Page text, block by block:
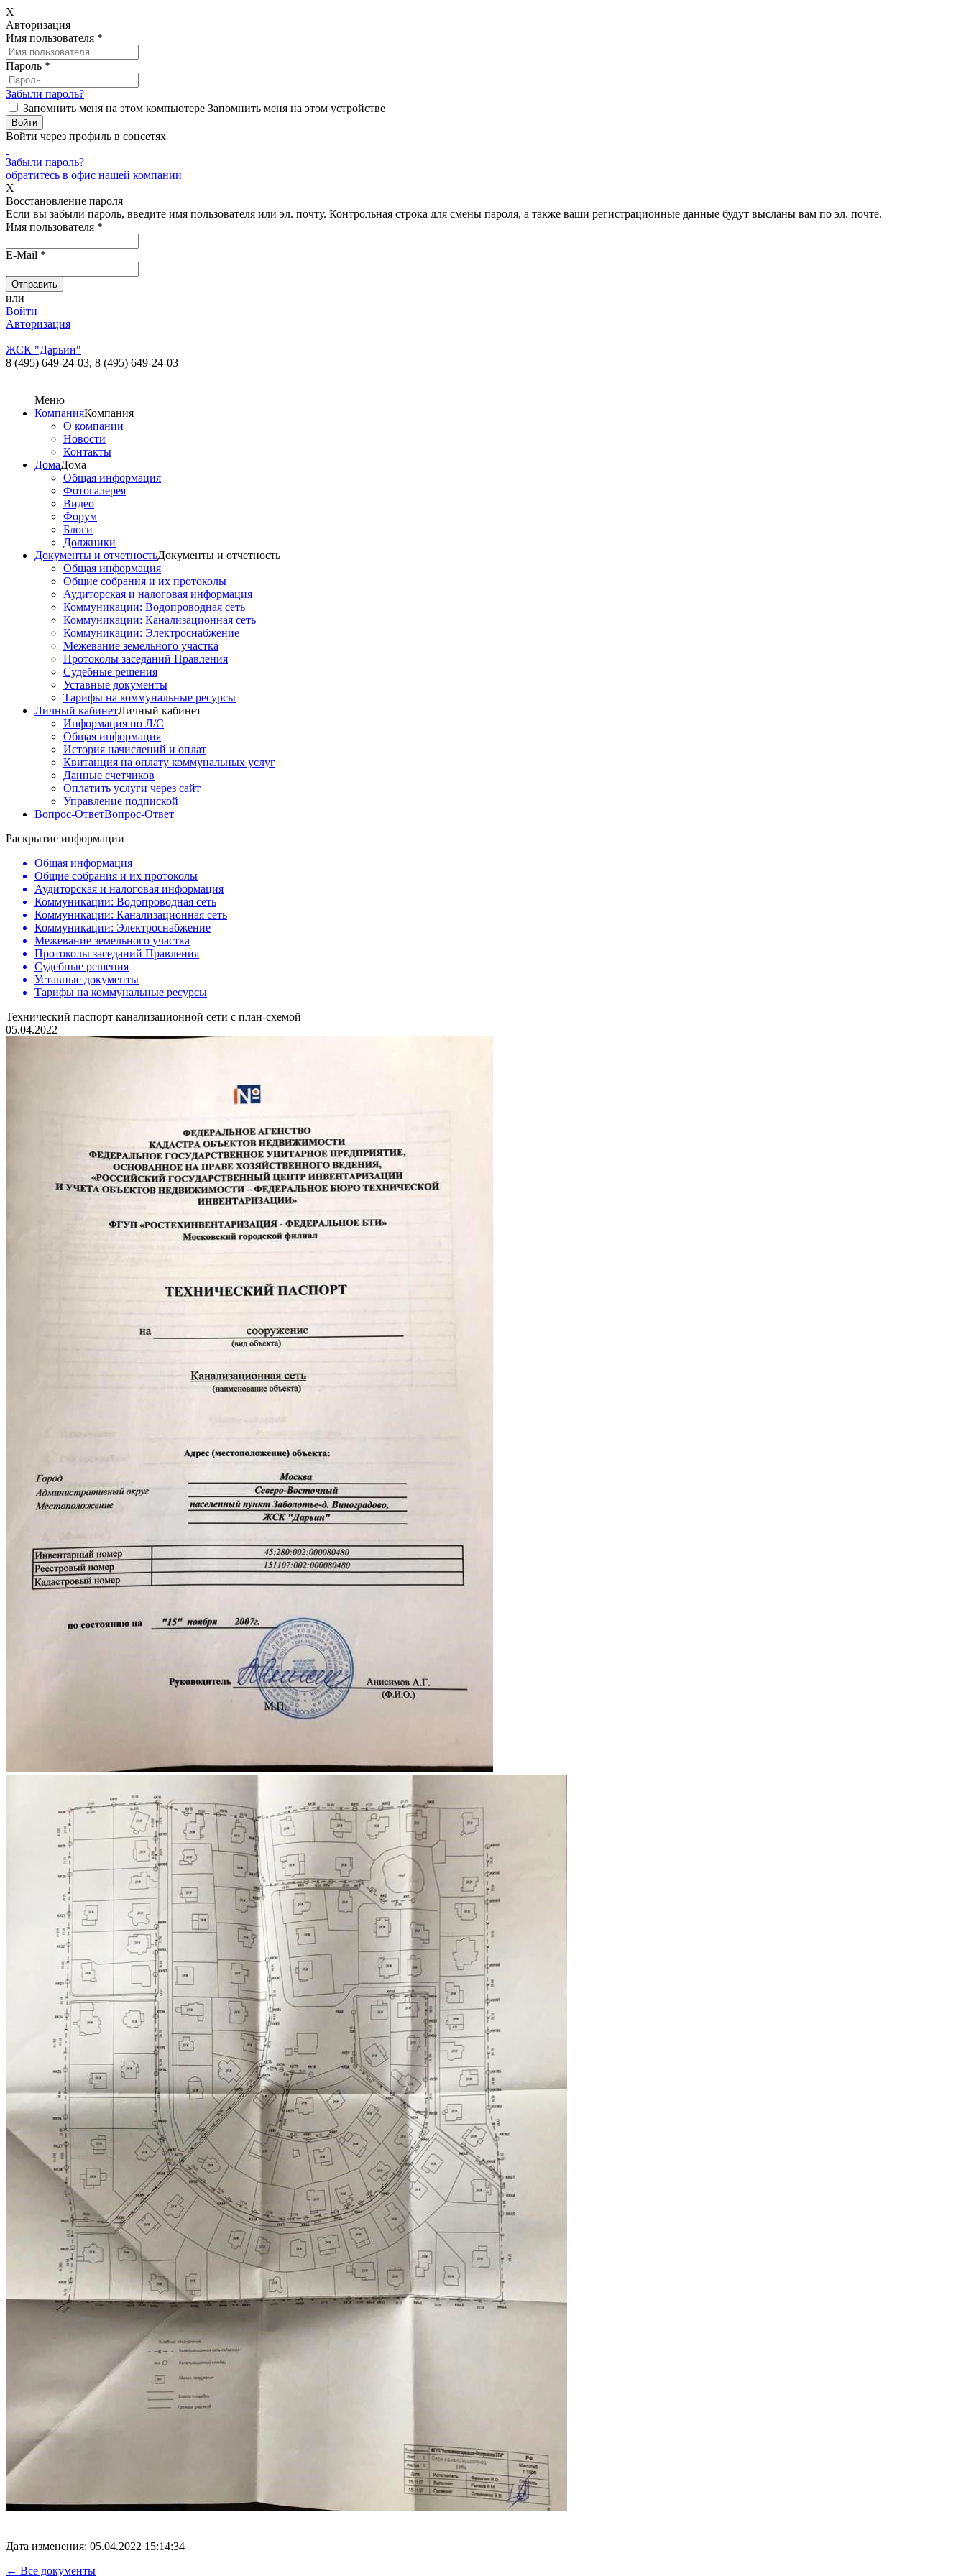
X
Авторизация
Имя пользователя *
Пароль *
Забыли пароль?
Запомнить меня на этом компьютере Запомнить меня на этом устройстве
Войти через профиль в соцсетях
Забыли пароль?
обратитесь в офис нашей компании
X
Восстановление пароля
Если вы забыли пароль, введите имя пользователя или эл. почту. Контрольная строка для смены пароля, а также ваши регистрационные данные будут высланы вам по эл. почте.
Имя пользователя *
E-Mail *
или
Войти
Авторизация
ЖСК "Дарьин"
8 (495) 649-24-03, 8 (495) 649-24-03
Меню
КомпанияКомпания
О компании
Новости
Контакты
ДомаДома
Общая информация
Фотогалерея
Видео
Форум
Блоги
Должники
Документы и отчетностьДокументы и отчетность
Общая информация
Общие собрания и их протоколы
Аудиторская и налоговая информация
Коммуникации: Водопроводная сеть
Коммуникации: Канализационная сеть
Коммуникации: Электроснабжение
Межевание земельного участка
Протоколы заседаний Правления
Судебные решения
Уставные документы
Тарифы на коммунальные ресурсы
Личный кабинетЛичный кабинет
Информация по Л/С
Общая информация
История начислений и оплат
Квитанция на оплату коммунальных услуг
Данные счетчиков
Оплатить услуги через сайт
Управление подпиской
Вопрос-ОтветВопрос-Ответ
Раскрытие информации
Общая информация
Общие собрания и их протоколы
Аудиторская и налоговая информация
Коммуникации: Водопроводная сеть
Коммуникации: Канализационная сеть
Коммуникации: Электроснабжение
Межевание земельного участка
Протоколы заседаний Правления
Судебные решения
Уставные документы
Тарифы на коммунальные ресурсы
Технический паспорт канализационной сети с план-схемой
05.04.2022
Дата изменения: 05.04.2022 15:14:34
← Все документы